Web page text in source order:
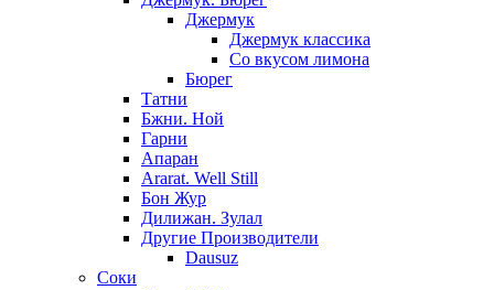
Джермук
Джермук классика
Со вкусом лимона
Бюрег
Татни
Бжни. Ной
Гарни
Апаран
Ararat. Well Still
Бон Жур
Дилижан. Зулал
Другие Производители
Dausuz
Соки